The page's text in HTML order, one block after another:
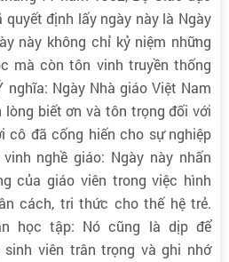
định lấy ngày này là Ngày
này không chỉ kỷ niệm những
mà còn tôn vinh truyền thống
Ngày Nhà giáo Việt Nam
lòng biết ơn và tôn trọng đối với
cô đã cống hiến cho sự nghiệp
nghề giáo: Ngày này nhấn
của giáo viên trong việc hình
cách, tri thức cho thế hệ trẻ.
học tập: Nó cũng là dịp để
sinh viên trân trọng và ghi nhớ